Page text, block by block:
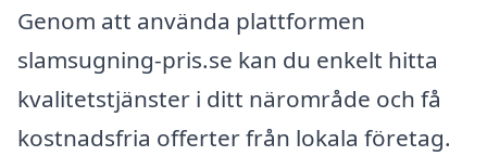
Genom att använda plattformen
slamsugning-pris.se kan du enkelt hitta
kvalitetstjänster i ditt närområde och få
kostnadsfria offerter från lokala företag.